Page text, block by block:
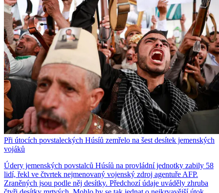
Při útocích povstaleckých Húsíů zemřelo na šest desítek jemenských
vojáků
Údery jemenských povstalců Húsíů na provládní jednotky zabily 58
lidí, řekl ve čtvrtek nejmenovaný vojenský zdroj agentuře AFP.
Zraněných jsou podle něj desítky. Předchozí údaje uváděly zhruba